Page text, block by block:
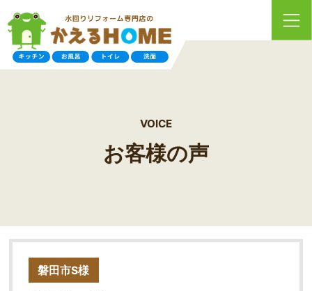
VOICE
お客様の声
磐田市S様